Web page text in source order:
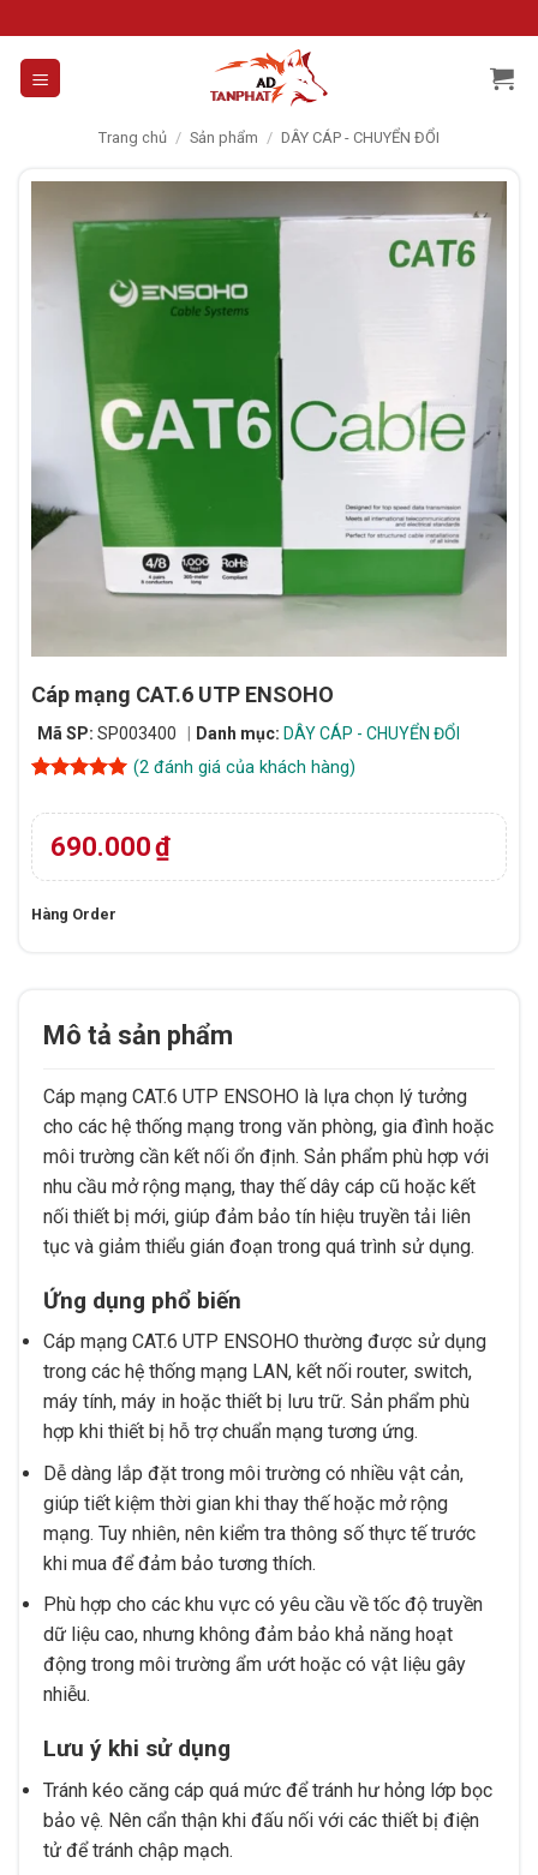
to
content
Trang chủ / Sản phẩm / DÂY CÁP - CHUYỂN ĐỔI
Cáp mạng CAT.6 UTP ENSOHO
Mã SP: SP003400 Danh mục: DÂY CÁP - CHUYỂN ĐỔI
dựa trên
đánh giá
(2đánh giá của khách hàng)
690.000₫
Hàng Order
Mô tả sản phẩm
Cáp mạng CAT.6 UTP ENSOHO là lựa chọn lý tưởng
cho các hệ thống mạng trong văn phòng, gia đình hoặc
môi trường cần kết nối ổn định. Sản phẩm phù hợp với
nhu cầu mở rộng mạng, thay thế dây cáp cũ hoặc kết
nối thiết bị mới, giúp đảm bảo tín hiệu truyền tải liên
tục và giảm thiểu gián đoạn trong quá trình sử dụng.
Ứng dụng phổ biến
Cáp mạng CAT.6 UTP ENSOHO thường được sử dụng
trong các hệ thống mạng LAN, kết nối router, switch,
máy tính, máy in hoặc thiết bị lưu trữ. Sản phẩm phù
hợp khi thiết bị hỗ trợ chuẩn mạng tương ứng.
Dễ dàng lắp đặt trong môi trường có nhiều vật cản,
giúp tiết kiệm thời gian khi thay thế hoặc mở rộng
mạng. Tuy nhiên, nên kiểm tra thông số thực tế trước
khi mua để đảm bảo tương thích.
Phù hợp cho các khu vực có yêu cầu về tốc độ truyền
dữ liệu cao, nhưng không đảm bảo khả năng hoạt
động trong môi trường ẩm ướt hoặc có vật liệu gây
nhiễu.
Lưu ý khi sử dụng
Tránh kéo căng cáp quá mức để tránh hư hỏng lớp bọc
bảo vệ. Nên cẩn thận khi đấu nối với các thiết bị điện
tử để tránh chập mạch.